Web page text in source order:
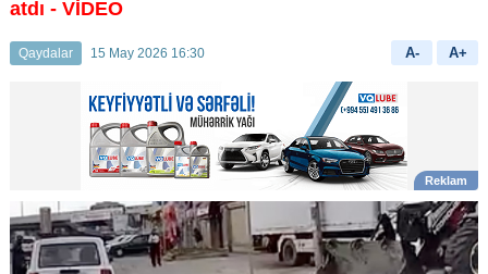
atdı - VİDEO
Qaydalar 15 May 2026 16:30 A- A+